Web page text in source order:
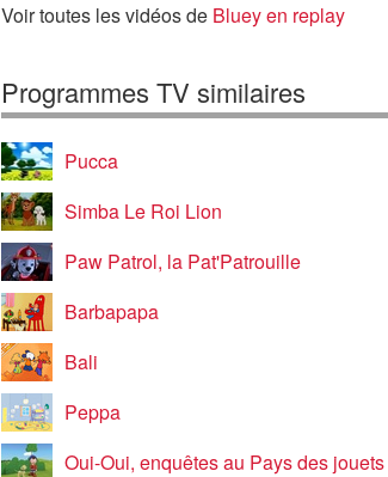
Voir toutes les vidéos de Bluey en replay
Programmes TV similaires
Pucca
Simba Le Roi Lion
Paw Patrol, la Pat'Patrouille
Barbapapa
Bali
Peppa
Oui-Oui, enquêtes au Pays des jouets